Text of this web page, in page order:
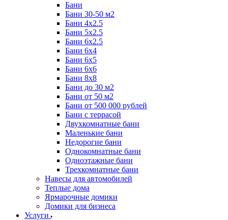
Бани
Бани 30-50 м2
Бани 4x2.5
Бани 5x2.5
Бани 6x2.5
Бани 6х4
Бани 6х5
Бани 6х6
Бани 8x8
Бани до 30 м2
Бани от 50 м2
Бани от 500 000 рублей
Бани с террасой
Двухкомнатные бани
Маленькие бани
Недорогие бани
Однокомнатные бани
Одноэтажные бани
Трехкомнатные бани
Навесы для автомобилей
Теплые дома
Ярмарочные домики
Домики для бизнеса
Услуги